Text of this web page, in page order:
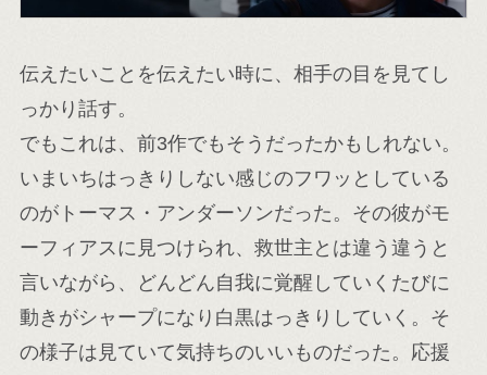
伝えたいことを伝えたい時に、相手の目を見てし
っかり話す。
でもこれは、前3作でもそうだったかもしれない。
いまいちはっきりしない感じのフワッとしている
のがトーマス・アンダーソンだった。その彼がモ
ーフィアスに見つけられ、救世主とは違う違うと
言いながら、どんどん自我に覚醒していくたびに
動きがシャープになり白黒はっきりしていく。そ
の様子は見ていて気持ちのいいものだった。応援